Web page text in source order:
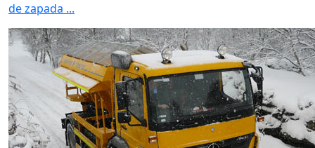
de zapada ...